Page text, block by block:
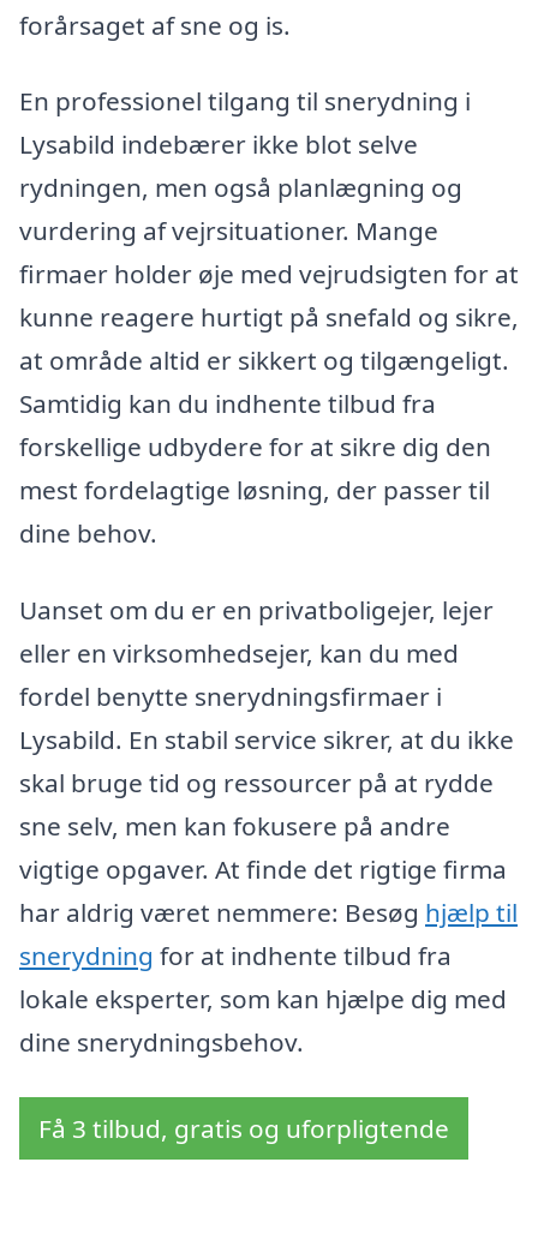
forårsaget af sne og is.
En professionel tilgang til snerydning i
Lysabild indebærer ikke blot selve
rydningen, men også planlægning og
vurdering af vejrsituationer. Mange
firmaer holder øje med vejrudsigten for at
kunne reagere hurtigt på snefald og sikre,
at område altid er sikkert og tilgængeligt.
Samtidig kan du indhente tilbud fra
forskellige udbydere for at sikre dig den
mest fordelagtige løsning, der passer til
dine behov.
Uanset om du er en privatboligejer, lejer
eller en virksomhedsejer, kan du med
fordel benytte snerydningsfirmaer i
Lysabild. En stabil service sikrer, at du ikke
skal bruge tid og ressourcer på at rydde
sne selv, men kan fokusere på andre
vigtige opgaver. At finde det rigtige firma
har aldrig været nemmere: Besøg hjælp til
snerydning for at indhente tilbud fra
lokale eksperter, som kan hjælpe dig med
dine snerydningsbehov.
Få 3 tilbud, gratis og uforpligtende